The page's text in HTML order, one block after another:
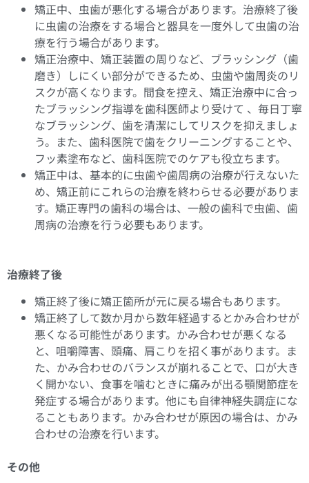
矯正中、虫歯が悪化する場合があります。治療終了後
に虫歯の治療をする場合と器具を一度外して虫歯の治
療を行う場合があります。
矯正治療中、矯正装置の周りなど、ブラッシング（歯
磨き）しにくい部分ができるため、虫歯や歯周炎のリ
スクが高くなります。間食を控え、矯正治療中に合っ
たブラッシング指導を歯科医師より受けて 、毎日丁寧
なブラッシング、歯を清潔にしてリスクを抑えましょ
う。また、歯科医院で歯をクリーニングすることや、
フッ素塗布など、歯科医院でのケアも役立ちます。
矯正中は、基本的に虫歯や歯周病の治療が行えないた
め、矯正前にこれらの治療を終わらせる必要がありま
す。矯正専門の歯科の場合は、一般の歯科で虫歯、歯
周病の治療を行う必要もあります。
治療終了後
矯正終了後に矯正箇所が元に戻る場合もあります。
矯正終了して数か月から数年経過するとかみ合わせが
悪くなる可能性があります。かみ合わせが悪くなる
と、咀嚼障害、頭痛、肩こりを招く事があります。ま
た、かみ合わせのバランスが崩れることで、口が大き
く開かない、食事を噛むときに痛みが出る顎関節症を
発症する場合があります。他にも自律神経失調症にな
ることもあります。かみ合わせが原因の場合は、かみ
合わせの治療を行います。
その他